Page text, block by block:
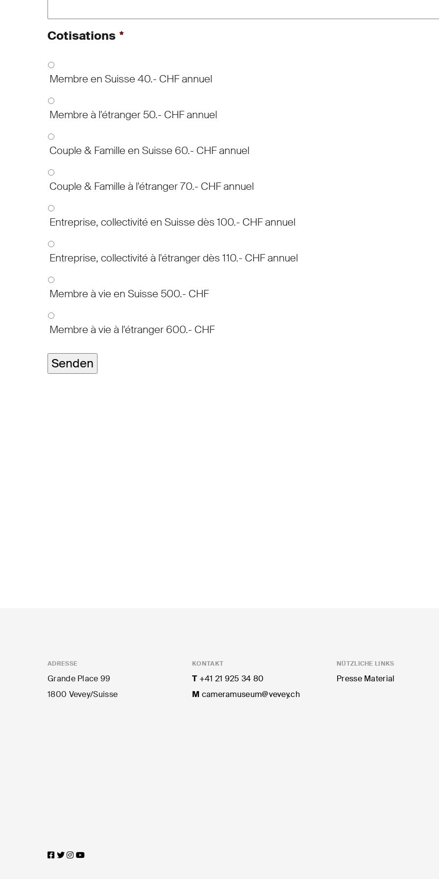
Cotisations *
Membre en Suisse 40.- CHF annuel
Membre à l'étranger 50.- CHF annuel
Couple & Famille en Suisse 60.- CHF annuel
Couple & Famille à l'étranger 70.- CHF annuel
Entreprise, collectivité en Suisse dès 100.- CHF annuel
Entreprise, collectivité à l'étranger dès 110.- CHF annuel
Membre à vie en Suisse 500.- CHF
Membre à vie à l'étranger 600.- CHF
ADRESSE
Grande Place 99
1800 Vevey/Suisse
KONTAKT
T+41 21 925 34 80
M cameramuseum@vevey.ch
NÜTZLICHE LINKS
Presse Material